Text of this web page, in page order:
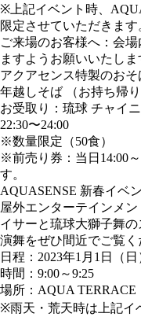
※上記イベント時、
限定させていただきます
ご来場のお客様へ：会
ますようお願いいたしま
アクアセンス特製のお
年越しそば （お持ち帰
お受取り：琉球 チャイ
22:30〜24:00
※数量限定（50食）
※前売り券：当日14:00
す。
AQUASENSE 新春イベ
屋外エンターテインメ
イサーと琉球大獅子舞
演舞をぜひ間近でご覧く
日程：2023年1月1日（日
時間：9:00～9:25
場所：AQUA TERRACE
※雨天・荒天時は上記イ